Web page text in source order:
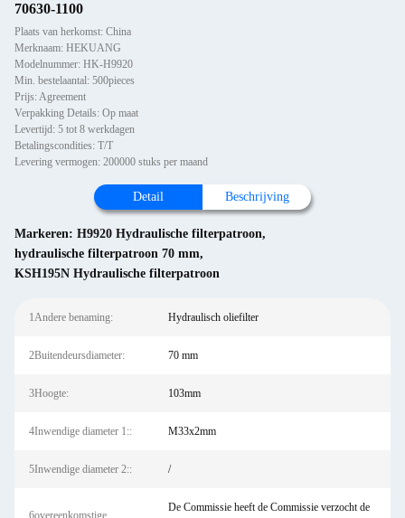
70630-1100
Plaats van herkomst: China
Merknaam: HEKUANG
Modelnummer: HK-H9920
Min. bestelaantal: 500pieces
Prijs: Agreement
Verpakking Details: Op maat
Levertijd: 5 tot 8 werkdagen
Betalingscondities: T/T
Levering vermogen: 200000 stuks per maand
Detail Beschrijving
Markeren: H9920 Hydraulische filterpatroon,
hydraulische filterpatroon 70 mm,
KSH195N Hydraulische filterpatroon
1Andere benaming: Hydraulisch oliefilter
2Buitendeursdiameter: 70 mm
3Hoogte: 103mm
4Inwendige diameter 1:: M33x2mm
5Inwendige diameter 2:: /
6overeenkomstige
De Commissie heeft de Commissie verzocht de